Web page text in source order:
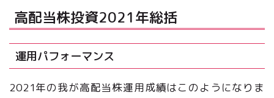
高配当株投資2021年総括
運用パフォーマンス
2021年の我が高配当株運用成績はこのようになりま